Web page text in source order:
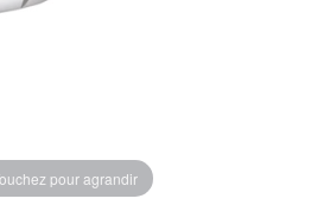
pour agrandir